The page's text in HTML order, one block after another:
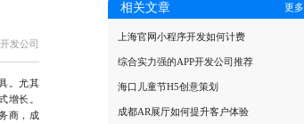
发公司
。尤其
增长。
商，成
相关文章 更多
上海官网小程序开发如何计费
综合实力强的APP开发公司推荐
海口儿童节H5创意策划
成都AR展厅如何提升客户体验